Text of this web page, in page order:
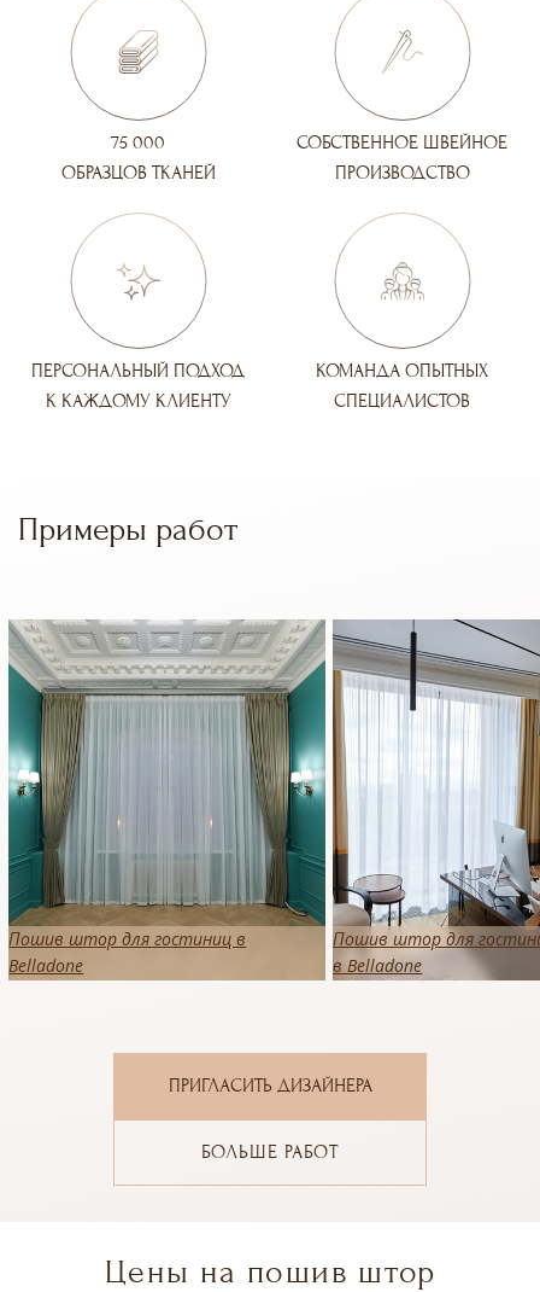
75 000
ОБРАЗЦОВ ТКАНЕЙ
СОБСТВЕННОЕ ШВЕЙНОЕ
ПРОИЗВОДСТВО
ПЕРСОНАЛЬНЫЙ ПОДХОД
К КАЖДОМУ КЛИЕНТУ
КОМАНДА ОПЫТНЫХ
СПЕЦИАЛИСТОВ
Примеры работ
Пошив штор для гостиниц в
Belladone
Пошив штор для
в Belladone
ПРИГЛАСИТЬ ДИЗАЙНЕРА
БОЛЬШЕ РАБОТ
Цены на пошив штор